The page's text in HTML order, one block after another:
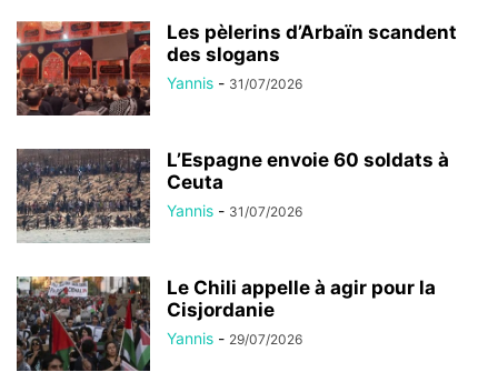
Les pèlerins d’Arbaïn scandent
des slogans
Yannis - 31/07/2026
L’Espagne envoie 60 soldats à
Ceuta
Yannis - 31/07/2026
Le Chili appelle à agir pour la
Cisjordanie
Yannis - 29/07/2026